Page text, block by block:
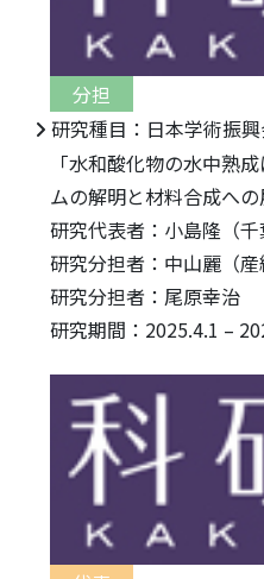
分担
研究種目：日本学術
「水和酸化物の水中熟
ムの解明と材料合成へ
研究代表者：小島隆（千
研究分担者：中山麗（産
研究分担者：尾原幸治
研究期間：2025.4.1 –